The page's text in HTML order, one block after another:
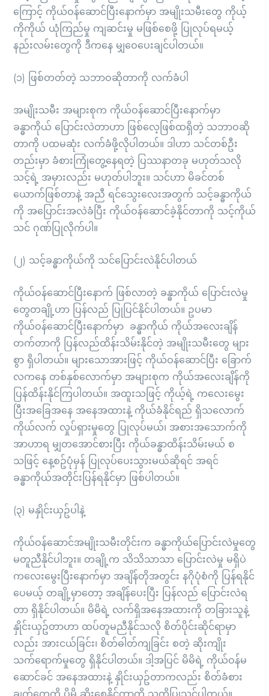
ကြောင့် ကိုယ်ဝန်ဆောင်ပြီးနောက်မှာ အမျိုးသမီးတွေ ကိုယ့်
ကိုကိုယ် ယုံကြည်မှု ကျဆင်းမှု မဖြစ်စေဖို့ ပြုလုပ်ရမယ့်
နည်းလမ်းတွေကို ဒီကနေ မျှဝေပေးချင်ပါတယ်။
(၁) ဖြစ်တတ်တဲ့ သဘာဝဆိုတာကို လက်ခံပါ
အမျိုးသမီး အများစုက ကိုယ်ဝန်ဆောင်ပြီးနောက်မှာ
ခန္ဓာကိုယ် ပြောင်းလဲတာဟာ ဖြစ်လေ့ဖြစ်ထရှိတဲ့ သဘာဝဆို
တာကို ပထမဆုံး လက်ခံဖို့လိုပါတယ်။ ဒါဟာ သင်တစ်ဦး
တည်းမှာ ခံစားကြုံတွေ့နေရတဲ့ ပြဿနာတခု မဟုတ်သလို
သင့်ရဲ့ အမှားလည်း မဟုတ်ပါဘူး။ သင်ဟာ မိခင်တစ်
ယောက်ဖြစ်တာနဲ့ အညီ ရင်သွေးလေးအတွက် သင့်ခန္ဓာကိုယ်
ကို အပြောင်းအလဲခံပြီး ကိုယ်ဝန်ဆောင်ခဲ့နိုင်တာကို သင့်ကိုယ်
သင် ဂုဏ်ပြုလိုက်ပါ။
(၂) သင့်ခန္ဓာကိုယ်ကို သင်ပြောင်းလဲနိုင်ပါတယ်
ကိုယ်ဝန်ဆောင်ပြီးနောက် ဖြစ်လာတဲ့ ခန္ဓာကိုယ် ပြောင်းလဲမှု
တွေတချို့ဟာ ပြန်လည် ပြုပြင်နိုင်ပါတယ်။ ဥပမာ
ကိုယ်ဝန်ဆောင်ပြီးနောက်မှာ ခန္ဓာကိုယ် ကိုယ်အလေးချိန်
တက်တာကို ပြန်လည်ထိန်းသိမ်းနိုင်တဲ့ အမျိုးသမီးတွေ များ
စွာ ရှိပါတယ်။ များသောအားဖြင့် ကိုယ်ဝန်ဆောင်ပြီး ခြောက်
လကနေ တစ်နှစ်လောက်မှာ အများစုက ကိုယ်အလေးချိန်ကို
ပြန်ထိန်းနိုင်ကြပါတယ်။ အထူးသဖြင့် ကိုယ့်ရဲ့ ကလေးမွေး
ပြီးအခြေအနေ အနေအထားနဲ့ ကိုယ်ခံနိုင်ရည် ရှိသလောက်
ကိုယ်လက် လှုပ်ရှားမှုတွေ ပြုလုပ်မယ်၊ အစားအသောက်ကို
အာဟာရ မျှတအောင်စားပြီး ကိုယ်ခန္ဓာထိန်းသိမ်းမယ် စ
သဖြင့် နေ့စဥ်ပုံမှန် ပြုလုပ်ပေးသွားမယ်ဆိုရင် အရင်
ခန္ဓာကိုယ်အတိုင်းပြန်ရနိုင်မှာ ဖြစ်ပါတယ်။
(၃) မနှိုင်းယှဥ်ပါနဲ့
ကိုယ်ဝန်ဆောင်အမျိုးသမီးတိုင်းက ခန္ဓာကိုယ်ပြောင်းလဲမှုတွေ
မတူညီနိုင်ပါဘူး။ တချို့က သိသိသာသာ ပြောင်းလဲမှု မရှိပဲ
ကလေးမွေးပြီးနောက်မှာ အချိန်တိုအတွင်း နဂိုပုံစံကို ပြန်ရနိုင်
ပေမယ့် တချို့မှာတော့ အချိန်ပေးပြီး ပြန်လည် ပြောင်းလဲရ
တာ ရှိနိုင်ပါတယ်။ မိမိရဲ့ လက်ရှိအနေအထားကို တခြားသူနဲ့
နှိုင်းယှဥ်တာဟာ ထပ်တူမညီနိုင်သလို စိတ်ပိုင်းဆိုင်ရာမှာ
လည်း အားငယ်ခြင်း၊ စိတ်ဓါတ်ကျခြင်း စတဲ့ ဆိုးကျိုး
သက်ရောက်မှုတွေ ရှိနိုင်ပါတယ်။ ဒါ့အပြင် မိမိရဲ့ ကိုယ်ဝန်မ
ဆောင်ခင် အနေအထားနဲ့ နှိုင်းယှဥ်တာကလည်း စိတ်ခံစား